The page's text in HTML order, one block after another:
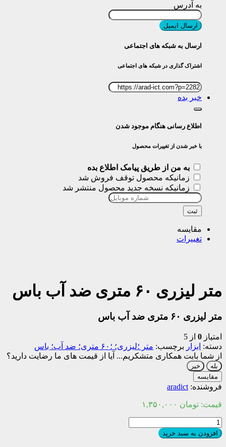
به آدرس
ارسال ایمیل
ارسال به شبکه های اجتماعی
اشتراک گذاری در شبکه های اجتماعی
خبر بده
اطلاع رسانی هنگام موجود شدن
با خبر شدن از تغییرات محصول
به من از طریق پیامک اطلاع بده
زمانیکه محصول توقف فروش شد
زمانیکه نسخه جدید محصول منتشر شد
ثبت
مقایسه
تغییرات
متر لیزری ۶۰ متری ضد آب باس
متر لیزری ۶۰ متری ضد آب باس
امتیاز 0 از 5
دسته: ابزار برچسب: متر ؛لیزری؛ ؛۶۰ متری؛ ضد آب؛ باس
از شما بابت همکاری متشکریم... آیا از قیمت های ما رضایت دارید؟
بله
خیر
مقایسه
فروشنده: aradict
قیمت: تومان
متر
لیزری
۶۰
افزودن به سبد خرید